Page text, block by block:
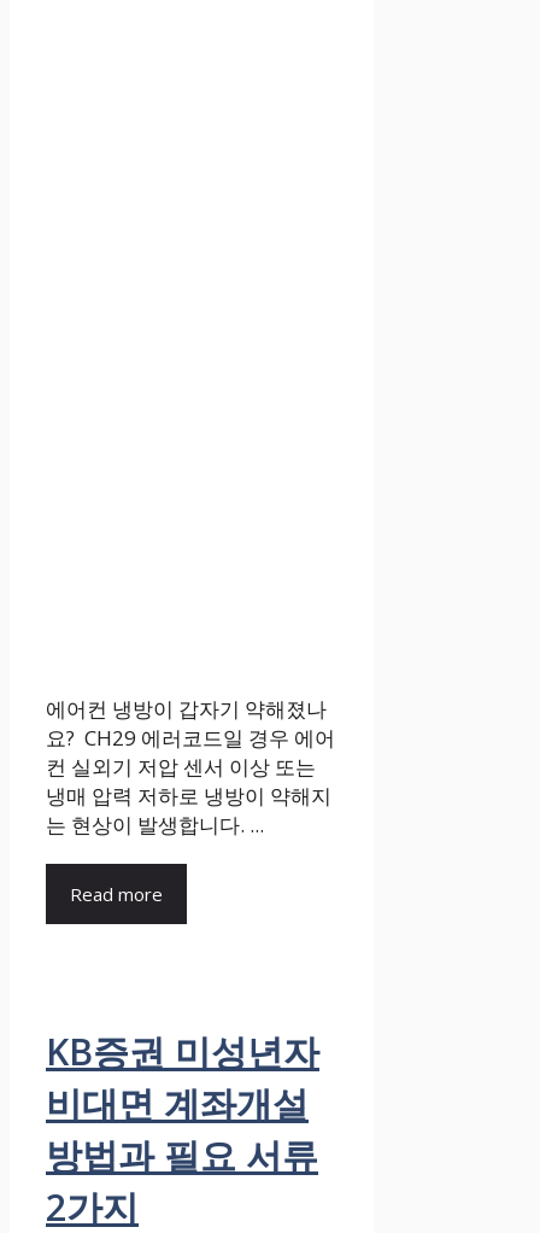
에어컨 냉방이 갑자기 약해졌나
요? CH29 에러코드일 경우 에어
컨 실외기 저압 센서 이상 또는
냉매 압력 저하로 냉방이 약해지
는 현상이 발생합니다. ...
Read more
KB증권 미성년자
비대면 계좌개설
방법과 필요 서류
2가지